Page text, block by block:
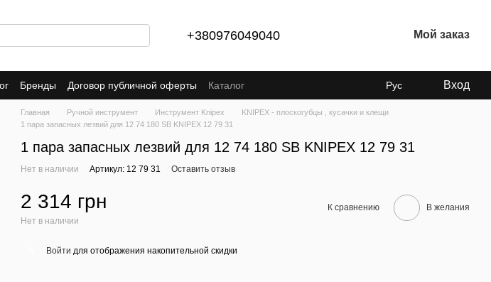
+380976049040 Мой заказ
Бренды Договор публичной оферты Каталог Рус Вход
Главная Ручной инструмент Инструмент Knipex
KNIPEX - плоскогубцы , кусачки и клещи
1 пара запасных лезвий для 12 74 180 SB KNIPEX 12 79 31
1 пара запасных лезвий для 12 74 180 SB KNIPEX 12 79 31
Нет в наличии Артикул: 12 79 31 Оставить отзыв
2 314 грн
Нет в наличии
К сравнению В желания
Войти для отображения накопительной скидки